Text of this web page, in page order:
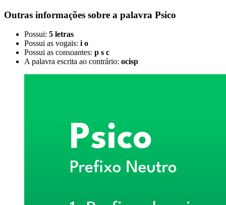
Outras informações sobre a palavra Psico
Possui: 5 letras
Possui as vogais: i o
Possui as consoantes: p s c
A palavra escrita ao contrário: ocisp